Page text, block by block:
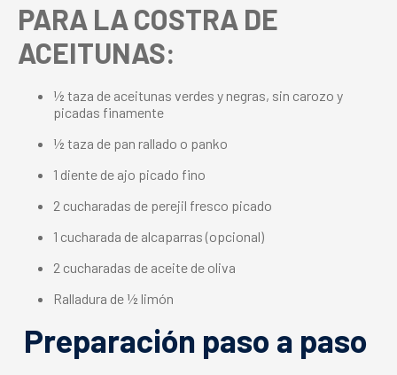
PARA LA COSTRA DE
ACEITUNAS:
½ taza de aceitunas verdes y negras, sin carozo y
picadas finamente
½ taza de pan rallado o panko
1 diente de ajo picado fino
2 cucharadas de perejil fresco picado
1 cucharada de alcaparras (opcional)
2 cucharadas de aceite de oliva
Ralladura de ½ limón
Preparación paso a paso